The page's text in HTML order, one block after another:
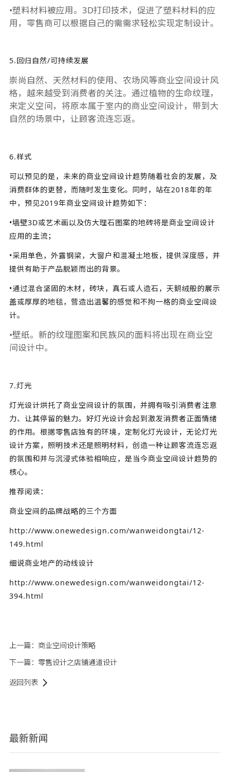
•塑料材料被应用。3D打印技术，促进了塑料材料的应
用，零售商可以根据自己的需需求轻松实现定制设计。
5.回归自然/可持续发展
崇尚自然、天然材料的使用、农场风等商业空间设计风
格，越来越受到消费者的关注。通过植物的生命纹理，
来定义空间，将原本属于室内的商业空间设计，带到大
自然的场景中，让顾客流连忘返。
6.样式
可以预见的是，未来的商业空间设计趋势随着社会的发展，及
消费群体的更替，而随时发生变化。同时，站在2018年的年
中，预见2019年商业空间设计趋势如下：
•墙壁3D或艺术画以及仿大理石图案的地砖将是商业空间设计
应用的主流；
•采用单色，外露钢梁，大窗户和混凝土地板，提供深度感，并
提供有助于产品脱颖而出的背景。
•通过混合坚固的木材，砖块，真石或人造石，天鹅绒般的展示
盖或厚厚的地毯，营造出温馨的感觉和不拘一格的商业空间设
计。
•壁纸。新的纹理图案和民族风的面料将出现在商业空
间设计中。
7.灯光
灯光设计烘托了商业空间设计的氛围，并拥有吸引消费者注意
力、让其停留的魅力。好灯光设计会起到激发消费者正面情绪
的作用。根据零售店独有的环境，定制化灯光设计，无论灯光
设计方案，照明技术还是照明材料，创造一种让顾客流连忘返
的氛围和并与沉浸式体验相响应，是当今商业空间设计趋势的
核心。
推荐阅读：
商业空间的品牌战略的三个方面
http://www.onewedesign.com/wanweidongtai/12-
149.html
细说商业地产的动线设计
http://www.onewedesign.com/wanweidongtai/12-
394.html
上一篇： 商业空间设计策略
下一篇： 零售设计之店铺通道设计
返回列表
最新新闻